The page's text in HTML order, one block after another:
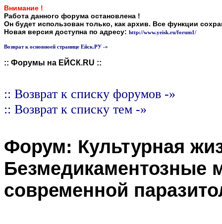
Внимание !
Работа данного форума остановлена !
Он будет использован только, как архив. Все функции
Новая версия доступна по адресу: http://www.yeisk.ru/forum1/
Возврат к основноей странице Ейск.РУ -»
:: Форумы на ЕЙСК.RU ::
:: Возврат к списку форумов -»
:: Возврат к списку тем -»
Форум: Культурная
Безмедикаментозные
современной